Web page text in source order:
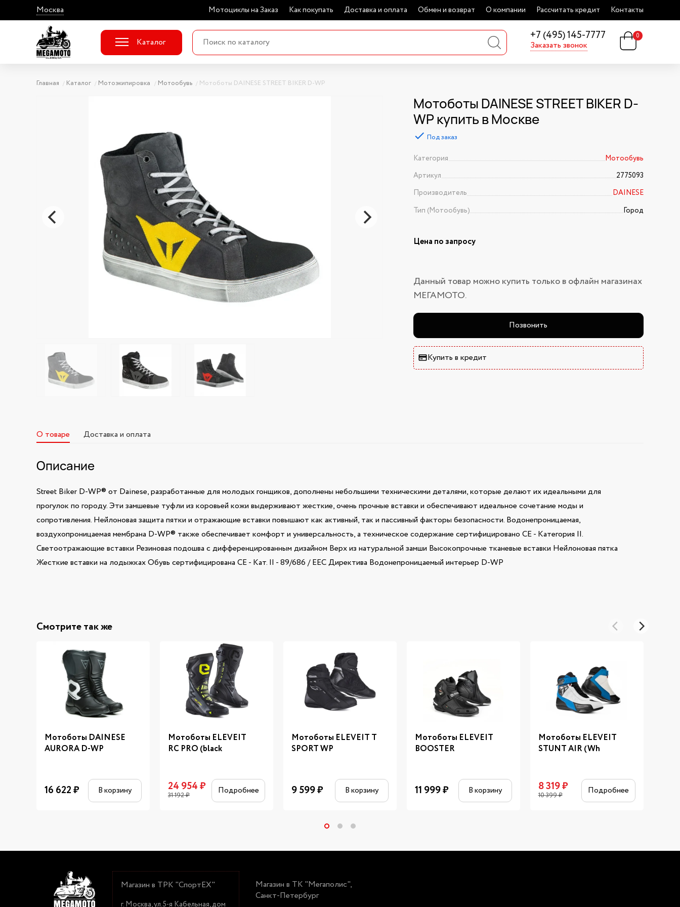
Москва Мотоциклы на Заказ Как покупать Доставка и оплата Обмен и возврат О компании Рассчитать кредит Контакты
+7 (495) 145-7777
Заказать звонок
Каталог
0
Главная Каталог Мотоэкипировка Мотообувь Мотоботы DAINESE STREET BIKER D-WP
Мотоботы DAINESE STREET BIKER D-
WP купить в Москве
Под заказ
Категория
Мотообувь
Артикул
2775093
Производитель
DAINESE
Тип (Мотообувь)
Город
Цена по запросу
Данный товар можно купить только в офлайн магазинах
МЕГАМОТО.
Позвонить
Купить в кредит
О товаре Доставка и оплата
Описание
Street Biker D-WP® от Dainese, разработанные для молодых гонщиков, дополнены небольшими техническими деталями, которые делают их идеальными для
прогулок по городу. Эти замшевые туфли из коровьей кожи выдерживают жесткие, очень прочные вставки и обеспечивают идеальное сочетание моды и
сопротивления. Нейлоновая защита пятки и отражающие вставки повышают как активный, так и пассивный факторы безопасности. Водонепроницаемая,
воздухопроницаемая мембрана D-WP® также обеспечивает комфорт и универсальность, а техническое содержание сертифицировано CE - Категория II.
Светоотражающие вставки Резиновая подошва с дифференцированным дизайном Верх из натуральной замши Высокопрочные тканевые вставки Нейлоновая пятка
Жесткие вставки на лодыжках Обувь сертифицирована CE - Кат. II - 89/686 / EEC Директива Водонепроницаемый интерьер D-WP
Смотрите так же
Мотоботы DAINESE
AURORA D-WP
16 622₽ В корзину
Мотоботы ELEVEIT
RC PRO (black
24 954₽
31 192₽ Подробнее
Мотоботы ELEVEIT T
SPORT WP
9 599₽ В корзину
Мотоботы ELEVEIT
BOOSTER
11 999₽ В корзину
Мотоботы ELEVEIT
STUNT AIR (Wh
8 319₽
10 399₽ Подробнее
Магазин в ТРК "СпортЕХ"
г. Москва, ул.5-я Кабельная, дом
Магазин в ТК "Мегаполис",
Санкт-Петербург